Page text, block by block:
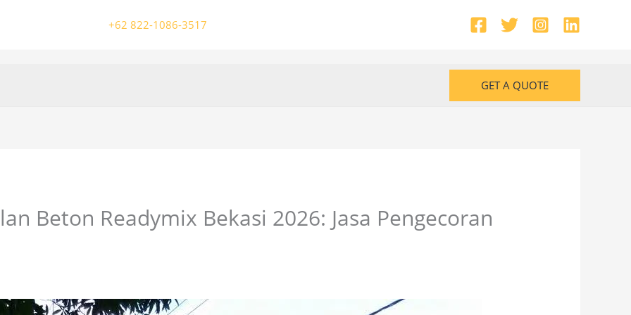
+62 822-1086-3517
GET A QUOTE
Beton Readymix Bekasi 2026: Jasa Pengecoran